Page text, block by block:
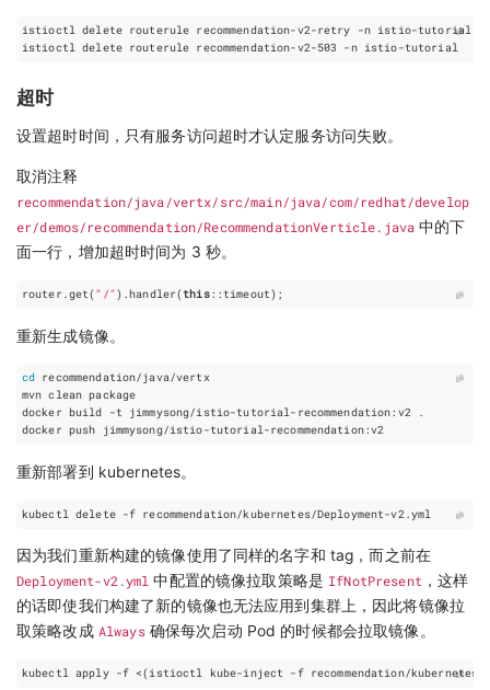
istioctl delete routerule recommendation-v2-503 -n istio-tutorial
超时
设置超时时间，只有服务访问超时才认定服务访问失败。
取消注释
recommendation/java/vertx/src/main/java/com/redhat/develop
er/demos/recommendation/RecommendationVerticle.java 中的下
面一行，增加超时时间为 3 秒。
router .get("/").handler(this::timeout);
重新生成镜像。
cd
recommendation/java/vertx
重新部署到 kubernetes。
因为我们重新构建的镜像使用了同样的名字和 tag，而之前在
Deployment-v2.yml 中配置的镜像拉取策略是 IfNotPresent，这样
的话即使我们构建了新的镜像也无法应用到集群上，因此将镜像拉
取策略改成 Always确保每次启动 Pod 的时候都会拉取镜像。
kubectl apply -f <(istioctl kube-inject -f recommendation/kubernetes/